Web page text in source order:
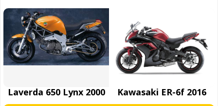
Laverda 650 Lynx 2000 Kawasaki ER-6f 2016